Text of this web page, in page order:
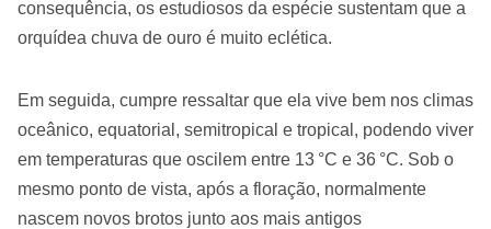
consequência, os estudiosos da espécie sustentam que a
orquídea chuva de ouro é muito eclética.
Em seguida, cumpre ressaltar que ela vive bem nos climas
oceânico, equatorial, semitropical e tropical, podendo viver
em temperaturas que oscilem entre 13 °C e 36 °C. Sob o
mesmo ponto de vista, após a floração, normalmente
nascem novos brotos junto aos mais antigos